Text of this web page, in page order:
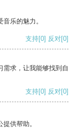
乐的魅力。
支持[0] 反对[0]
需求，让我能够找到自
支持[0] 反对[0]
供帮助。